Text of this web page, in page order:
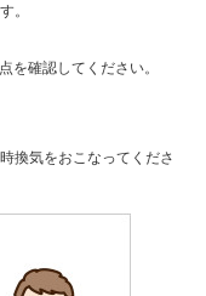
。
を確認してください。
換気をおこなってくださ